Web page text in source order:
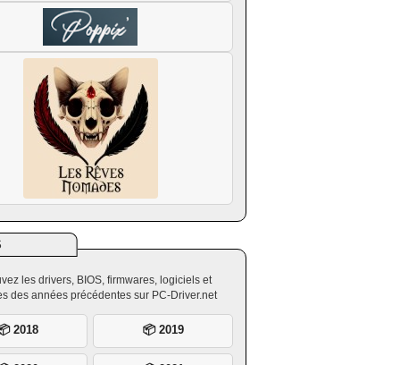
les drivers, BIOS, firmwares, logiciels et
des années précédentes sur PC-Driver.net
2018 📦 2019